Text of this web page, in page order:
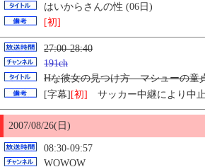
はいからさんの性 (06日)
[初]
27:00-28:40
191ch
Hな彼女の見つけ方 マシューの童
[字幕][初] サッカー中継により中止
2007/08/26(日)
08:30-09:57
WOWOW